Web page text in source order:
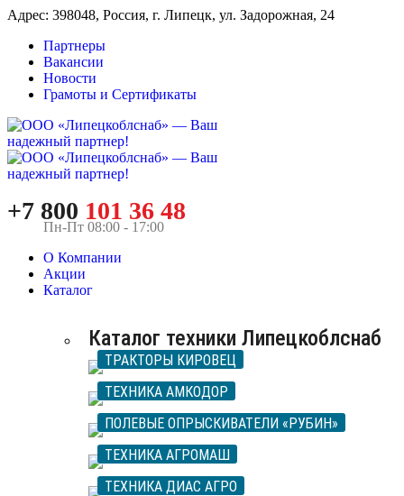
Адрес: 398048, Россия, г. Липецк, ул. Задорожная, 24
Партнеры
Вакансии
Новости
Грамоты и Сертификаты
+7 800 101 36 48
Пн-Пт 08:00 - 17:00
О Компании
Акции
Каталог
Каталог техники Липецкоблснаб
ТРАКТОРЫ КИРОВЕЦ
ТЕХНИКА АМКОДОР
ПОЛЕВЫЕ ОПРЫСКИВАТЕЛИ «РУБИН»
ТЕХНИКА АГРОМАШ
ТЕХНИКА ДИАС АГРО